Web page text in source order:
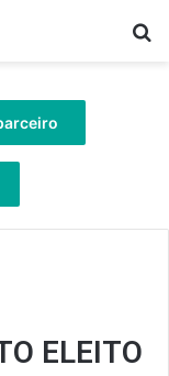
ELEITO